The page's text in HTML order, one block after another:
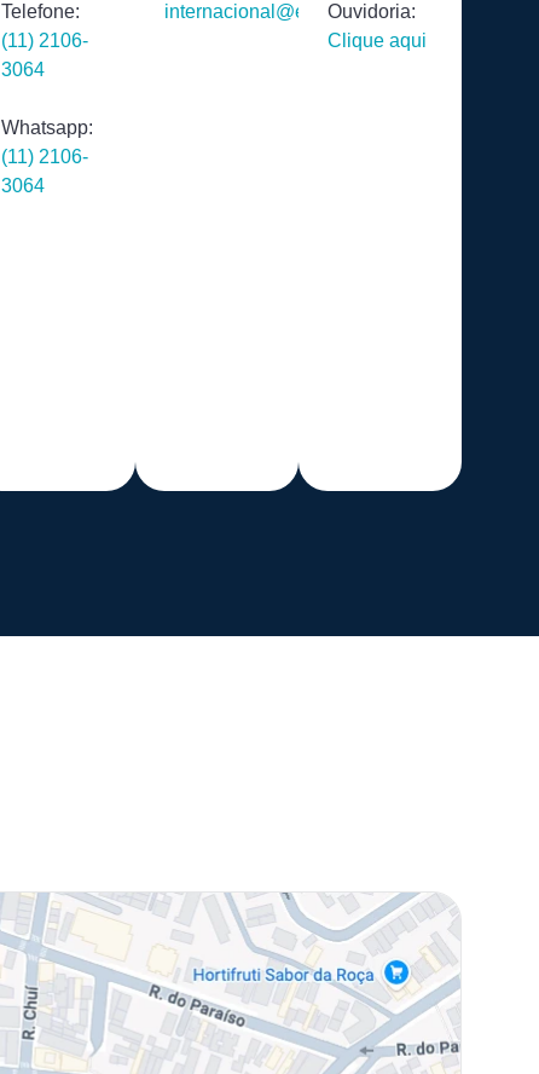
Telefone:
(11) 2106-
3064
Whatsapp:
(11) 2106-
3064
internacional@eseg.edu.br
Ouvidoria:
Clique aqui